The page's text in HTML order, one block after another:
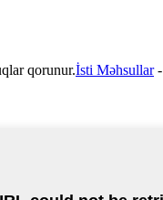
qorunur.İsti Məhsullar-